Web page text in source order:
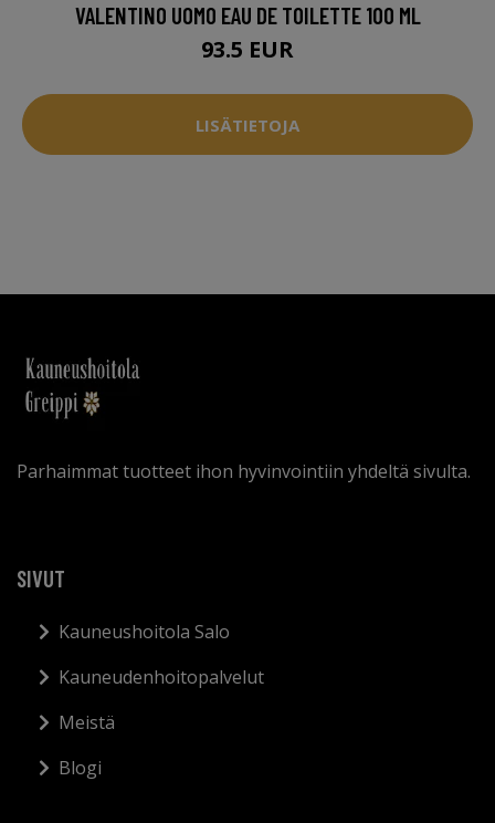
VALENTINO UOMO EAU DE TOILETTE 100 ML
93.5 EUR
LISÄTIETOJA
Parhaimmat tuotteet ihon hyvinvointiin yhdeltä sivulta.
SIVUT
Kauneushoitola Salo
Kauneudenhoitopalvelut
Meistä
Blogi